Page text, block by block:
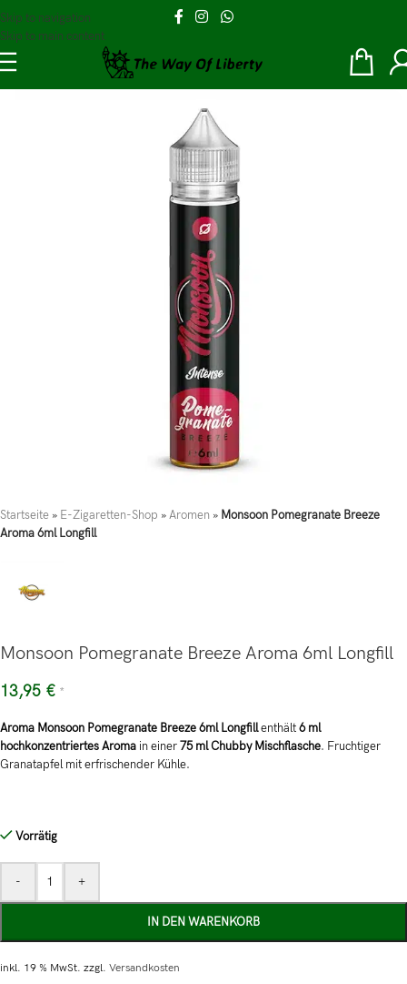
Skip to navigation
Skip to main content
Startseite » E-Zigaretten-Shop »Aromen » Monsoon Pomegranate Breeze
Aroma 6ml Longfill
Monsoon Pomegranate Breeze Aroma 6ml Longfill
13,95 € *
Aroma Monsoon Pomegranate Breeze 6ml Longfillenthält6 ml
hochkonzentriertes Aroma in einer75 ml Chubby Mischflasche. Fruchtiger
Granatapfel mit erfrischender Kühle.
Vorrätig
- +
IN DEN WARENKORB
inkl. 19 % MwSt. zzgl. Versandkosten